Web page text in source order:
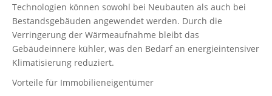
Technologien können sowohl bei Neubauten als auch bei
Bestandsgebäuden angewendet werden. Durch die
Verringerung der Wärmeaufnahme bleibt das
Gebäudeinnere kühler, was den Bedarf an energieintensiver
Klimatisierung reduziert.
Vorteile für Immobilieneigentümer